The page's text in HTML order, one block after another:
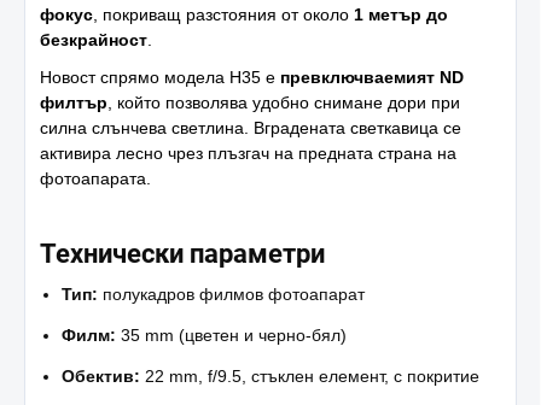
фокус , покриващ разстояния от около 1 метър до
безкрайност
Новост спрямо модела H35 е превключваемият ND
филтър , който позволява удобно снимане дори при
силна слънчева светлина. Вградената светкавица се
активира лесно чрез плъзгач на предната страна на
фотоапарата.
Технически параметри
Тип: полукадров филмов фотоапарат
Филм: 35 mm (цветен и черно-бял)
Обектив: 22 mm, f/9.5, стъклен елемент, с покритие